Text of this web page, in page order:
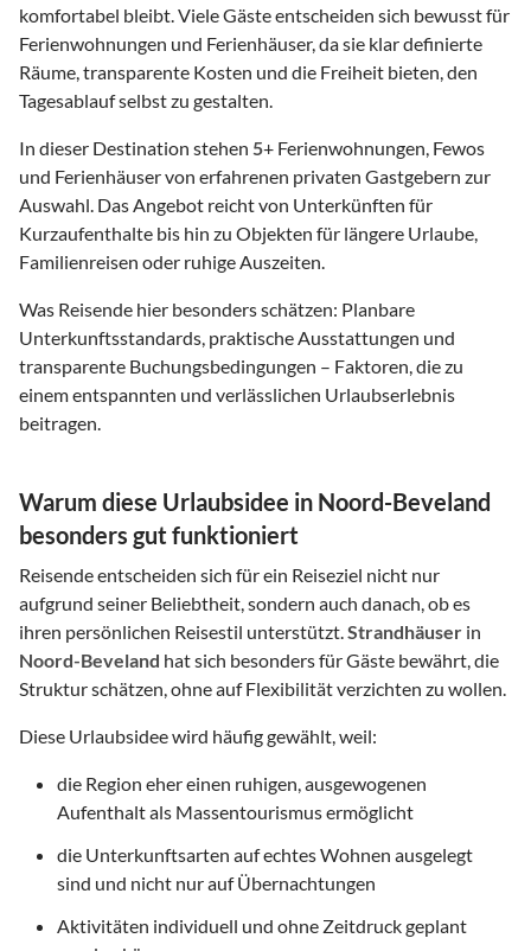
komfortabel bleibt. Viele Gäste entscheiden sich bewusst für
Ferienwohnungen und Ferienhäuser, da sie klar definierte
Räume, transparente Kosten und die Freiheit bieten, den
Tagesablauf selbst zu gestalten.
In dieser Destination stehen 5+ Ferienwohnungen, Fewos
und Ferienhäuser von erfahrenen privaten Gastgebern zur
Auswahl. Das Angebot reicht von Unterkünften für
Kurzaufenthalte bis hin zu Objekten für längere Urlaube,
Familienreisen oder ruhige Auszeiten.
Was Reisende hier besonders schätzen: Planbare
Unterkunftsstandards, praktische Ausstattungen und
transparente Buchungsbedingungen – Faktoren, die zu
einem entspannten und verlässlichen Urlaubserlebnis
beitragen.
Warum diese Urlaubsidee in Noord-Beveland
besonders gut funktioniert
Reisende entscheiden sich für ein Reiseziel nicht nur
aufgrund seiner Beliebtheit, sondern auch danach, ob es
ihren persönlichen Reisestil unterstützt.Strandhäuser in
Noord-Beveland hat sich besonders für Gäste bewährt, die
Struktur schätzen, ohne auf Flexibilität verzichten zu wollen.
Diese Urlaubsidee wird häufig gewählt, weil:
die Region eher einen ruhigen, ausgewogenen
Aufenthalt als Massentourismus ermöglicht
die Unterkunftsarten auf echtes Wohnen ausgelegt
sind und nicht nur auf Übernachtungen
Aktivitäten individuell und ohne Zeitdruck geplant